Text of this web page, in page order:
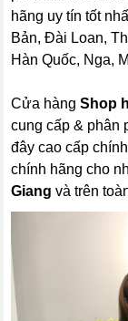
hãng uy tín tốt
Bản, Đài Loan,
Hàn Quốc, Nga,
Cửa hàngShop
cung cấp & phân
đây cao cấp
chính hãng cho
Giang và trên